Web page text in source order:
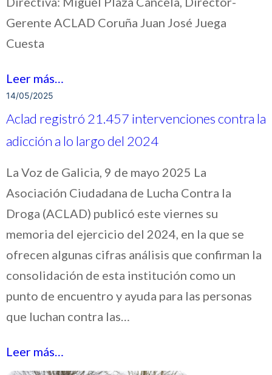
Gerente ACLAD Coruña Juan José Juega
Cuesta
Leer más…
14/05/2025
Aclad registró 21.457 intervenciones contra la
adicción a lo largo del 2024
La Voz de Galicia, 9 de mayo 2025 La
Asociación Ciudadana de Lucha Contra la
Droga (ACLAD) publicó este viernes su
memoria del ejercicio del 2024, en la que se
ofrecen algunas cifras análisis que confirman la
consolidación de esta institución como un
punto de encuentro y ayuda para las personas
que luchan contra las…
Leer más…